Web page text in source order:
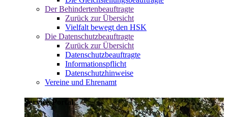
Der Behindertenbeauftragte
Zurück zur Übersicht
Vielfalt bewegt den HSK
Die Datenschutzbeauftragte
Zurück zur Übersicht
Datenschutzbeauftragte
Informationspflicht
Datenschutzhinweise
Vereine und Ehrenamt
Service-Portal